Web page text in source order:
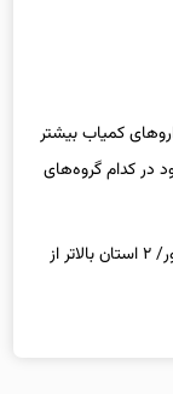
در کدام گروه‌های